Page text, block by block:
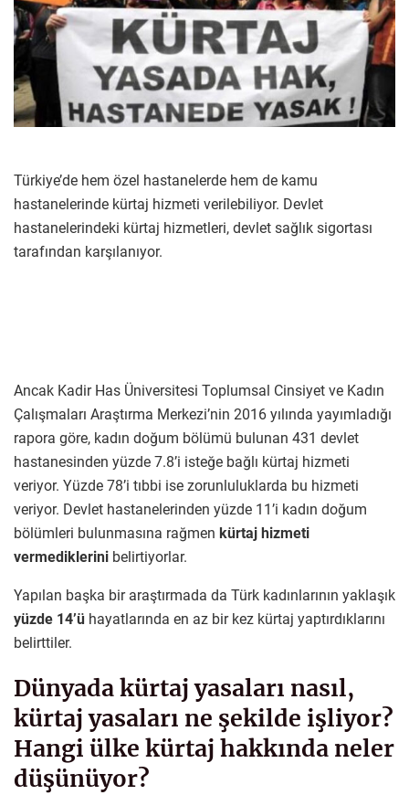
Türkiye’de hem özel hastanelerde hem de kamu
hastanelerinde kürtaj hizmeti verilebiliyor. Devlet
hastanelerindeki kürtaj hizmetleri, devlet sağlık sigortası
tarafından karşılanıyor.
Ancak Kadir Has Üniversitesi Toplumsal Cinsiyet ve Kadın
Çalışmaları Araştırma Merkezi’nin 2016 yılında yayımladığı
rapora göre, kadın doğum bölümü bulunan 431 devlet
hastanesinden yüzde 7.8’i isteğe bağlı kürtaj hizmeti
veriyor. Yüzde 78’i tıbbi ise zorunluluklarda bu hizmeti
veriyor. Devlet hastanelerinden yüzde 11’i kadın doğum
bölümleri bulunmasına rağmen kürtaj hizmeti
vermediklerini belirtiyorlar.
Yapılan başka bir araştırmada da Türk kadınlarının yaklaşık
yüzde 14’ü hayatlarında en az bir kez kürtaj yaptırdıklarını
belirttiler.
Dünyada kürtaj yasaları nasıl,
kürtaj yasaları ne şekilde işliyor?
Hangi ülke kürtaj hakkında neler
düşünüyor?